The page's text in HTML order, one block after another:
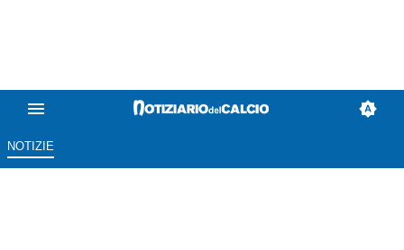
NOTIZIE